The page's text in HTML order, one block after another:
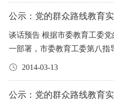
服务最高限价100000元。 4、服务基本要求： 1、维修及
算。 3、紧急维护响应时间2小时内。 外包服务项目十六：
食材和饮用水的第三方检测： 1、服务范围：食材和饮用
水。 2、服务内容： 3、服务最高限价30000元。 4、服务基
本要求： 1做好每月一次的检测。检测项目：大肠杆菌、菌
落总数、洗涤剂残留和个别食物
时送到学校，进入校园要遵守
好售后服务工作。合同期满，
无息退还履约保证金。 5、中标人对招标人提出商品（食
品）质量问题需检查鉴定予以
区食品卫生监督所进行鉴定，
担，中标人并承担相应的经济和法律责
投标人（指法人或法人代表，
书，表示对招标人在招标说明
条款完全理解、认同，并愿意遵守。 2、投标人
标人将投标书按照招标人提供
娜、赵 倩 体 育：盛雪芳、张建波、丁 梅、胡宏南 美 术：
佳 苏州相城实验小学 小学英语教师 出访国家（地区） 新西
绍 新西兰Unitech 技术学院 经费来源及预算 派员单位支
付，36020元人民币/人 公示期限和方式 公示方式：校内公
告区域和校园网 公示期限：2014年3月17日～3月21日 行程
安排： 第一天：启程前往新西兰 第二天：到达新西兰 第三
天：新西兰文化及学校简介 第四天：语法教学 第五天：口
公示：党的群众路线教育
谈话预告 根据市委教育工委党的群众路线教育实践活动统
一部署，市委教育工委第八指
验
体评价。 2、对苏州市实验 小学
2014-03-13
公示：党的群众路线教育